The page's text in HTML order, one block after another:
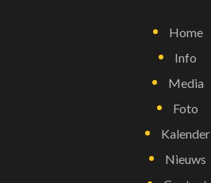
Home
Info
Media
Foto
Kalender
Nieuws